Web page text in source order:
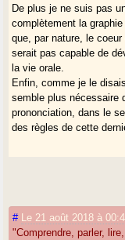
De plus je ne suis pas
complètement la
que, par nature, le
serait pas capable de
la vie orale.
Enfin, comme je le
semble plus nécessaire
prononciation, dans le
des règles de cette
# Le 21 août 2018 à
"Comprendre, parler,